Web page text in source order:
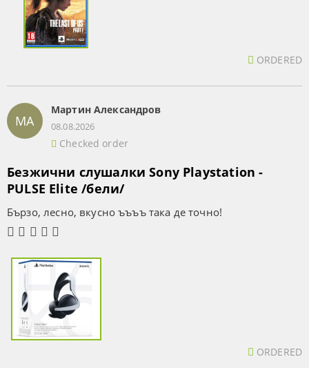
ORDERED
МА
Мартин Александров
08.08.2026
Checked order
Безжични слушалки Sony Playstation -
PULSE Elite /бели/
Бързо, лесно, вкусно ъъъъ така де точно!
ORDERED